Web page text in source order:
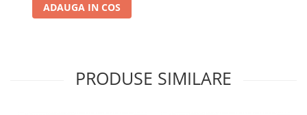
ADAUGA IN COS
PRODUSE SIMILARE